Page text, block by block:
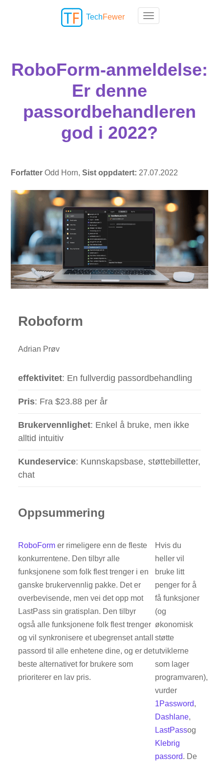
Toggle navigation
TechFewer
RoboForm-anmeldelse:
Er denne
passordbehandleren
god i 2022?
Forfatter Odd Horn,Sist oppdatert: 27.07.2022
Roboform
Adrian Prøv
effektivitet: En fullverdig passordbehandling
Pris: Fra $23.88 per år
Brukervennlighet: Enkel å bruke, men ikke
alltid intuitiv
Kundeservice: Kunnskapsbase, støttebilletter,
chat
Oppsummering
RoboForm er rimeligere enn de fleste
konkurrentene. Den tilbyr alle
funksjonene som folk flest trenger i en
ganske brukervennlig pakke. Det er
overbevisende, men vei det opp mot
LastPass sin gratisplan. Den tilbyr
også alle funksjonene folk flest trenger
og vil synkronisere et ubegrenset antall
passord til alle enhetene dine, og er det
beste alternativet for brukere som
prioriterer en lav pris.
Hvis du
heller vil
bruke litt
penger for å
få funksjoner
(og
økonomisk
støtte
utviklerne
som lager
programvaren),
vurder
1Password,
Dashlane,
LastPassog
Klebrig
passord. De